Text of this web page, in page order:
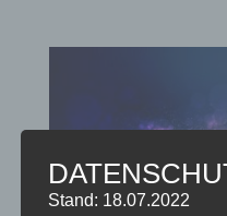
Stand: 18.07.2022